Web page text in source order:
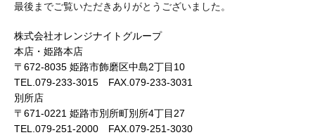
最後までご覧いただきありがとうございました。
株式会社オレンジナイトグループ
本店・姫路本店
〒672-8035 姫路市飾磨区中島2丁目10
TEL.079-233-3015 FAX.079-233-3031
別所店
〒671-0221 姫路市別所町別所4丁目27
TEL.079-251-2000 FAX.079-251-3030